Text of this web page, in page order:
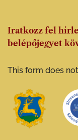
Iratkozz fel
belépőjegyet
This form does